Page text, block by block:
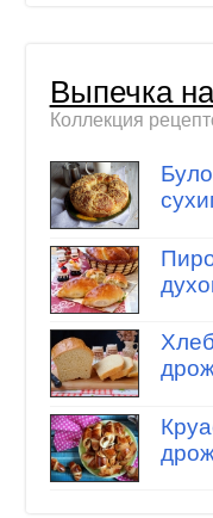
Выпечка
Коллекция